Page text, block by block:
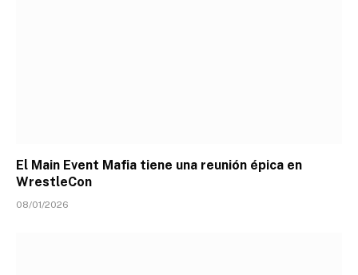
El Main Event Mafia tiene una reunión épica en
WrestleCon
08/01/2026